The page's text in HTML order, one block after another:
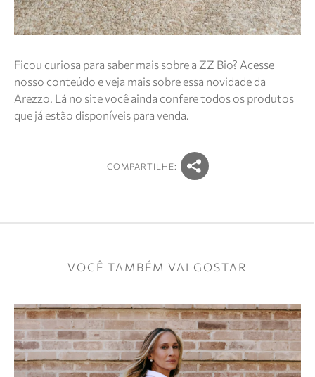
Ficou curiosa para saber mais sobre a ZZ Bio? Acesse
nosso conteúdo e veja mais sobre essa novidade da
Arezzo. Lá no site você ainda confere todos os produtos
que já estão disponíveis para venda.
COMPARTILHE:
VOCÊ TAMBÉM VAI GOSTAR